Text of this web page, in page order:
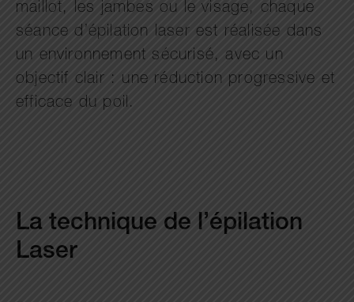
maillot, les jambes ou le visage, chaque
séance d’épilation laser est réalisée dans
un environnement sécurisé, avec un
objectif clair : une réduction progressive et
efficace du poil.
La technique de l’épilation
Laser